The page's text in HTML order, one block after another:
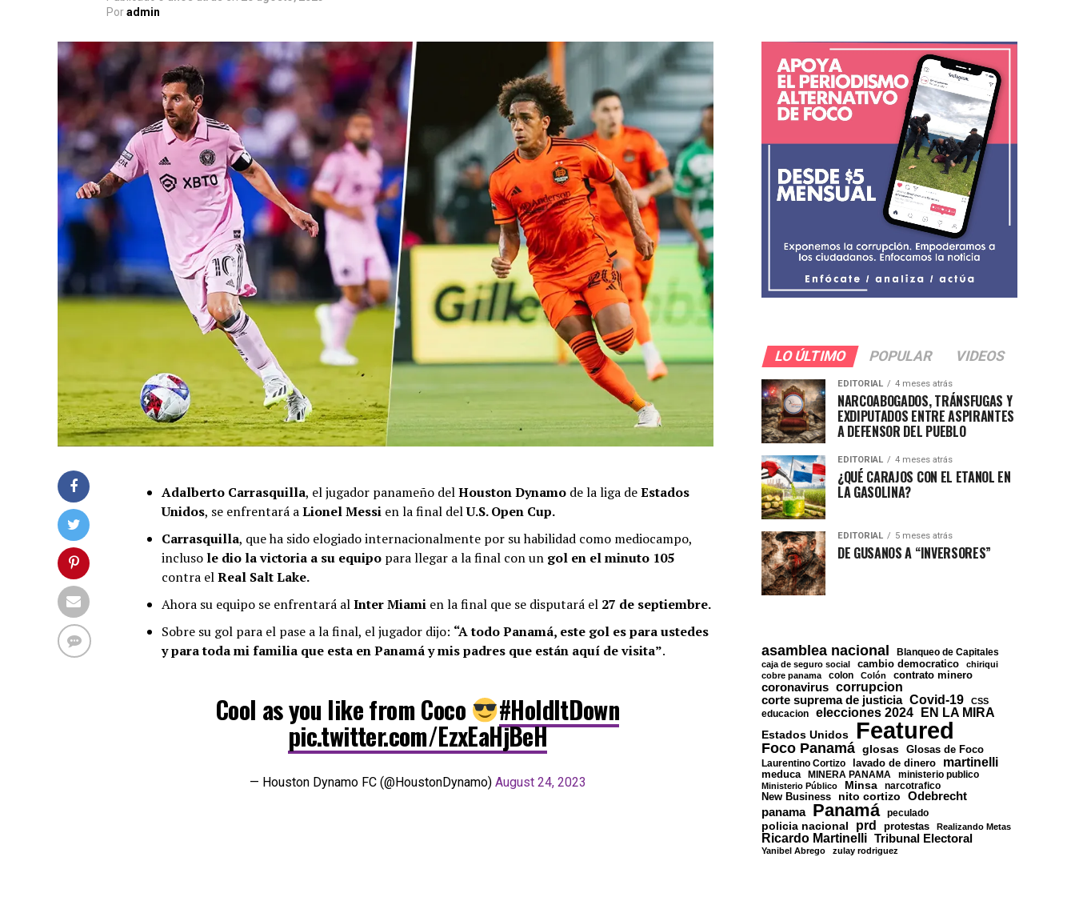
Poradmin
Adalberto Carrasquilla, el jugador panameño delHouston Dynamo de la liga deEstados
Unidos, se enfrentará aLionel Messi en la final delU.S. Open Cup.
Carrasquilla, que ha sido elogiado internacionalmente por su habilidad como mediocampo,
incluso le dio la victoria a su equipo para llegar a la final con un gol en el minuto 105
contra elReal Salt Lake.
Ahora su equipo se enfrentará alInter Miami en la final que se disputará el 27 de septiembre.
Sobre su gol para el pase a la final, el jugador dijo: “A todo Panamá, este gol es para ustedes
y para toda mi familia que esta en Panamá y mis padres que están aquí de visita”.
Cool as you like from Coco #HoldItDown
pic.twitter.com/EzxEaHjBeH
— Houston Dynamo FC (@HoustonDynamo) August 24, 2023
LO ÚLTIMO POPULAR VIDEOS
EDITORIAL 4 meses atrás
NARCOABOGADOS, TRÁNSFUGAS Y
EXDIPUTADOS ENTRE ASPIRANTES
A DEFENSOR DEL PUEBLO
EDITORIAL 4 meses atrás
¿QUÉ CARAJOS CON EL ETANOL EN
LA GASOLINA?
EDITORIAL 5 meses atrás
DE GUSANOS A “INVERSORES”
asamblea nacional Blanqueo de Capitales
caja de seguro social cambio democratico
chiriqui
cobre panama
colon Colón contrato minero
coronavirus corrupcion
corte suprema de justicia Covid-19 CSS
educacion elecciones 2024 EN LA MIRA
Estados Unidos Featured
Foco Panamá glosas Glosas de Foco
Laurentino Cortizo lavado de dinero martinelli
meduca MINERA PANAMA ministerio publico
Ministerio Público Minsa
narcotrafico
New Business
nito cortizo Odebrecht
panama Panamá peculado
policia nacional prd protestas Realizando Metas
Ricardo Martinelli Tribunal Electoral
Yanibel Abrego zulay rodriguez